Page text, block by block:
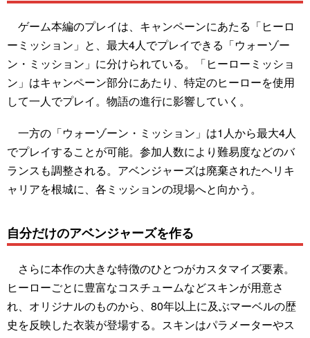
ゲーム本編のプレイは、キャンペーンにあたる「ヒーロ
ーミッション」と、最大4人でプレイできる「ウォーゾー
ン・ミッション」に分けられている。「ヒーローミッショ
ン」はキャンペーン部分にあたり、特定のヒーローを使用
して一人でプレイ。物語の進行に影響していく。
一方の「ウォーゾーン・ミッション」は1人から最大4人
でプレイすることが可能。参加人数により難易度などのバ
ランスも調整される。アベンジャーズは廃棄されたヘリキ
ャリアを根城に、各ミッションの現場へと向かう。
自分だけのアベンジャーズを作る
さらに本作の大きな特徴のひとつがカスタマイズ要素。
ヒーローごとに豊富なコスチュームなどスキンが用意さ
れ、オリジナルのものから、80年以上に及ぶマーベルの歴
史を反映した衣装が登場する。スキンはパラメーターやス